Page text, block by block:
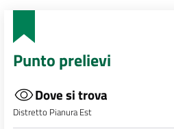
Punto prelievi
Dove si trova
Distretto Pianura Est